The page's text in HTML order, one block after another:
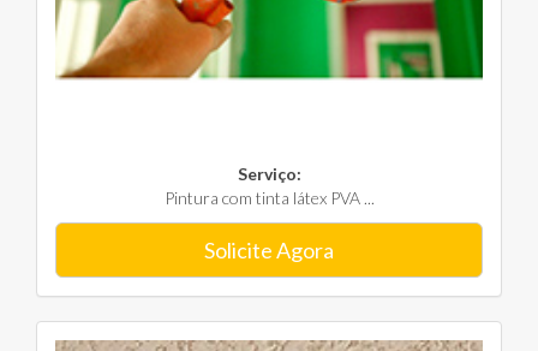
Serviço:
Pintura com tinta látex PVA ...
Solicite Agora